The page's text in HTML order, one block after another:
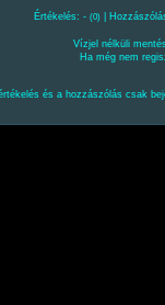
Értékelés: - (0) |
Vízjel nélküli
Ha még nem
és a hozzászólás csak